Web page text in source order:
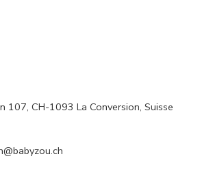
107, CH-1093 La Conversion, Suisse